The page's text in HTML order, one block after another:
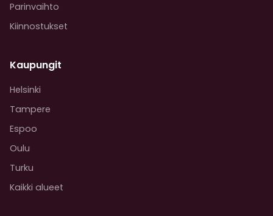
Parinvaihto
Kiinnostukset
Kaupungit
Helsinki
Tampere
Espoo
Oulu
Turku
Kaikki alueet